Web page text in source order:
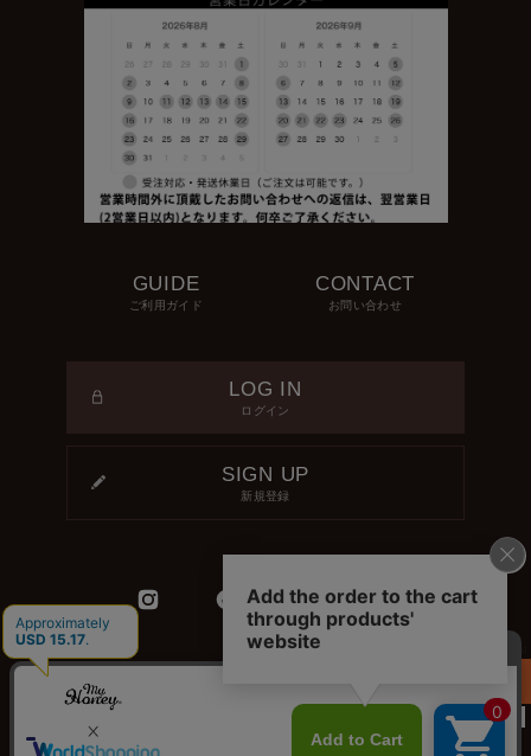
GUIDE
ご利用ガイド
CONTACT
お問い合わせ
LOG IN
ログイン
SIGN UP
新規登録
会社概要